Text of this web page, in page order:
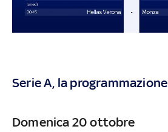
Serie A, la
Domenica 20 ottobre